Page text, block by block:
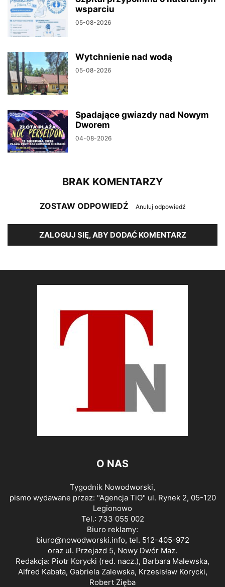
wsparciu
05-08-2026
Wytchnienie nad wodą
05-08-2026
Spadające gwiazdy nad Nowym
Dworem
04-08-2026
BRAK KOMENTARZY
ZOSTAW ODPOWIEDŹ Anuluj odpowiedź
ZALOGUJ SIĘ, ABY DODAĆ KOMENTARZ
O NAS
Tygodnik Nowodworski,
pismo wydawane przez: "Agencja TiO" ul. Rynek 2, 05-120
Legionowo
Tel.: 733 055 002
Biuro reklamy:
biuro@nowodworski.info, tel. 512-405-972
oraz ul. Przejazd 5, Nowy Dwór Maz.
Redakcja: Piotr Korycki (red. nacz.), Barbara Malewska,
Alfred Kabata, Gabriela Zalewska, Krzesisław Korycki,
Robert Zięba